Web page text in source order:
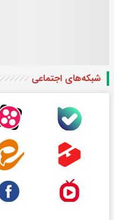
شبکه‌های اجتماعی